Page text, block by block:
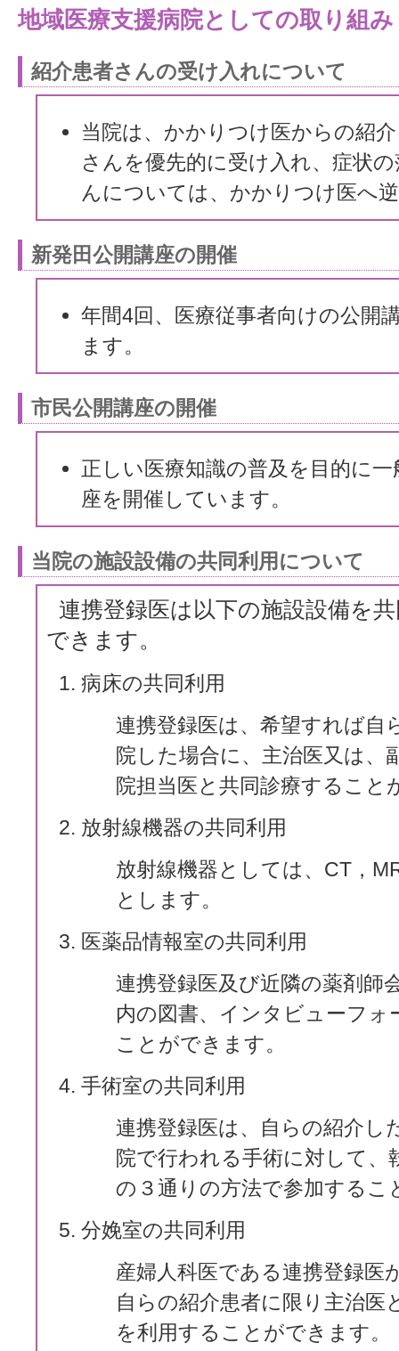
地域医療支援病院としての取り組み
紹介患者さんの受け入れについて
当院は、かかりつけ医からの紹
さんを優先的に受け入れ、症状
んについては、かかりつけ医へ
新発田公開講座の開催
年間4回、医療従事者向けの公開
ます。
市民公開講座の開催
正しい医療知識の普及を目的に
座を開催しています。
当院の施設設備の共同利用について
連携登録医は以下の施設設備を
できます。
病床の共同利用
連携登録医は、希望すれば自
院した場合に、主治医又は、
院担当医と共同診療すること
放射線機器の共同利用
放射線機器としては、CT，
とします。
医薬品情報室の共同利用
連携登録医及び近隣の薬剤師
内の図書、インタビューフォ
ことができます。
手術室の共同利用
連携登録医は、自らの紹介し
院で行われる手術に対して、
の３通りの方法で参加するこ
分娩室の共同利用
産婦人科医である連携登録医
自らの紹介患者に限り主治医
を利用することができます。